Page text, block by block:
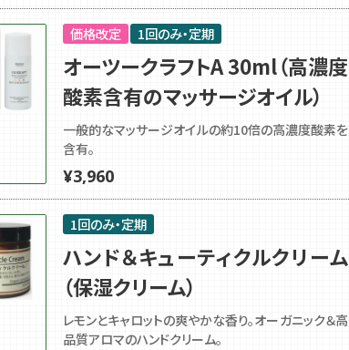
価格改定 1回のみ・定期
オーツークラフトA 30ml（高濃度
酸素含有のマッサージオイル）
一般的なマッサージオイルの約10倍の高濃度酸素を
含有。
¥3,960
1回のみ・定期
ハンド＆キューティクルクリーム
（保湿クリーム）
レモンとキャロットの爽やかな香り。オーガニック＆高
品質アロマのハンドクリーム。